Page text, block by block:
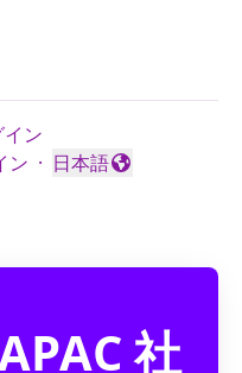
ン
ン · 言語を変更
日本語
社